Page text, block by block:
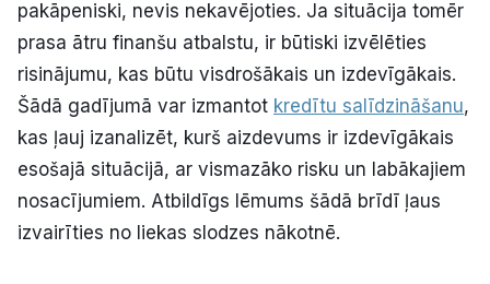
pakāpeniski, nevis nekavējoties. Ja situācija tomēr
prasa ātru finanšu atbalstu, ir būtiski izvēlēties
risinājumu, kas būtu visdrošākais un izdevīgākais.
Šādā gadījumā var izmantot kredītu salīdzināšanu,
kas ļauj izanalizēt, kurš aizdevums ir izdevīgākais
esošajā situācijā, ar vismazāko risku un labākajiem
nosacījumiem. Atbildīgs lēmums šādā brīdī ļaus
izvairīties no liekas slodzes nākotnē.